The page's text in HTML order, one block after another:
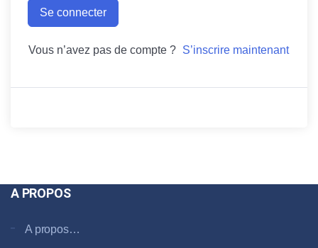
Se connecter
Vous n’avez pas de compte ? S’inscrire maintenant
A PROPOS
A propos…